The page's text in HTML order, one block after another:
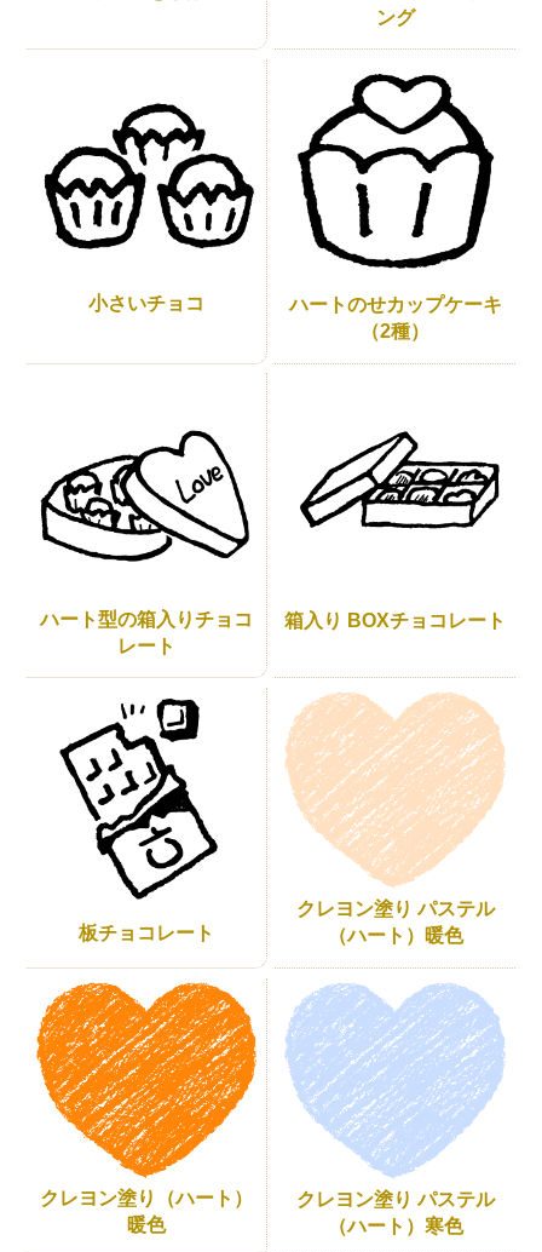
ング
小さいチョコ
ハートのせカップケーキ
（2種）
ハート型の箱入りチョコ
レート
箱入り BOXチョコレート
板チョコレート
クレヨン塗り パステル
（ハート）暖色
クレヨン塗り（ハート）
暖色
クレヨン塗り パステル
（ハート）寒色